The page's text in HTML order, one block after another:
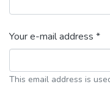
Your e-mail address *
This email address is